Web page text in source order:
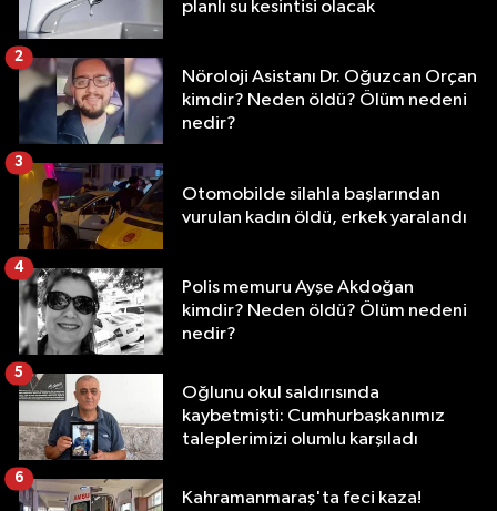
planlı su kesintisi olacak
Nöroloji Asistanı Dr. Oğuzcan Orçan
kimdir? Neden öldü? Ölüm nedeni
nedir?
2
Otomobilde silahla başlarından
vurulan kadın öldü, erkek yaralandı
3
Polis memuru Ayşe Akdoğan
kimdir? Neden öldü? Ölüm nedeni
nedir?
4
Oğlunu okul saldırısında
kaybetmişti: Cumhurbaşkanımız
taleplerimizi olumlu karşıladı
5
Kahramanmaraş'ta feci kaza!
6